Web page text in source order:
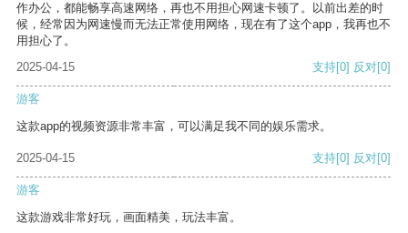
作办公，都能畅享高速网络，再也不用担心网速卡顿了。以前出差的时
候，经常因为网速慢而无法正常使用网络，现在有了这个app，我再也不
用担心了。
2025-04-15
支持[0] 反对[0]
游客
这款app的视频资源非常丰富，可以满足我不同的娱乐需求。
2025-04-15 支持[0] 反对[0]
游客
这款游戏非常好玩，画面精美，玩法丰富。